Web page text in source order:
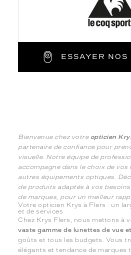
ESSAYER NOS
Bienvenue chez votre opticien
partenaire de confiance pour
visuelle. Notre équipe de
accompagne dans le choix de
autres équipements optiques.
de produits adaptés à vos
de marques, pour un meilleur
Votre opticien Krys à Flers : un
et de services
Chez Krys Flers, nous mettons à
vaste gamme de lunettes de vue
goûts et tous les budgets. Vous
élégants et tendance de marques